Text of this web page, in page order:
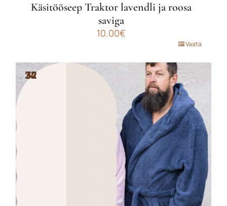
Käsitööseep Traktor lavendli ja roosa
saviga
10.00€
Vaata
37
32
32
24
24
32
32
37